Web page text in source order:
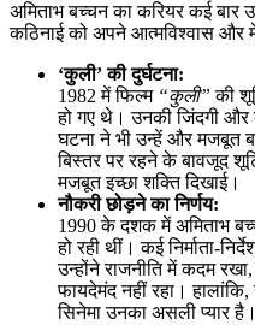
अमिताभ बच्चन का करियर कई बार
कठिनाई को अपने आत्मविश्वास और
‘कुली’ की दुर्घटना:
1982 में फिल्म “कुली” की
हो गए थे। उनकी जिंदगी
घटना ने भी उन्हें और मजबूत
बिस्तर पर रहने के बावजूद
मजबूत इच्छा शक्ति दिखाई।
नौकरी छोड़ने का निर्णय:
1990 के दशक में अमिताभ
हो रही थीं। कई निर्माता-
उन्होंने राजनीति में कदम
फायदेमंद नहीं रहा।
सिनेमा उनका असली प्यार है।